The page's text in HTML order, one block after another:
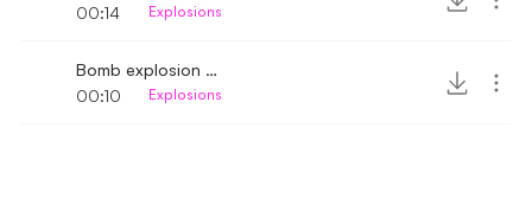
00:14
Explosions
Bomb explosion up-close 2
00:10
Explosions